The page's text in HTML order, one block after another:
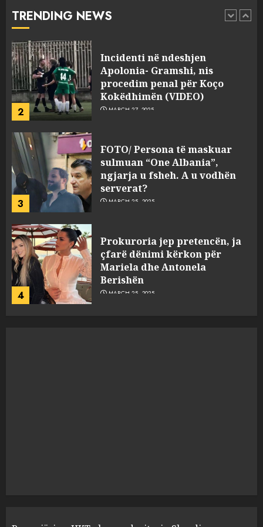
TRENDING NEWS
2 MARCH 27, 2025
3
FOTO/ Persona të maskuar
sulmuan “One Albania”,
ngjarja u fsheh. A u vodhën
serverat?
MARCH 25, 2025
4
Prokuroria jep pretencën, ja
çfarë dënimi kërkon për
Mariela dhe Antonela
Berishën
MARCH 25, 2025
5
“Ai që drejtonte makinën më
ngjau me Talo Çelën”,
dëshmia e Nuredin Dumanit
flet për PERSONAT që e
plagosën!